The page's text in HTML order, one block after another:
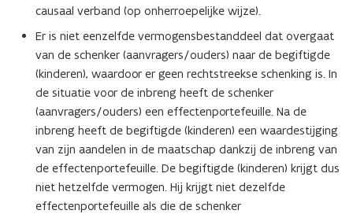
causaal verband (op onherroepelijke wijze).
Er is niet eenzelfde vermogensbestanddeel dat overgaat
van de schenker (aanvragers/ouders) naar de begiftigde
(kinderen), waardoor er geen rechtstreekse schenking is. In
de situatie voor de inbreng heeft de schenker
(aanvragers/ouders) een effectenportefeuille. Na de
inbreng heeft de begiftigde (kinderen) een waardestijging
van zijn aandelen in de maatschap dankzij de inbreng van
de effectenportefeuille. De begiftigde (kinderen) krijgt dus
niet hetzelfde vermogen. Hij krijgt niet dezelfde
effectenportefeuille als die de schenker